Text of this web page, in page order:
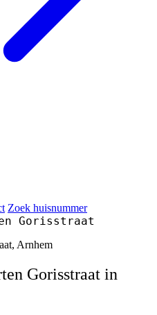
Zoek huisnummer
Gorisstraat
Arnhem
Gorisstraat in